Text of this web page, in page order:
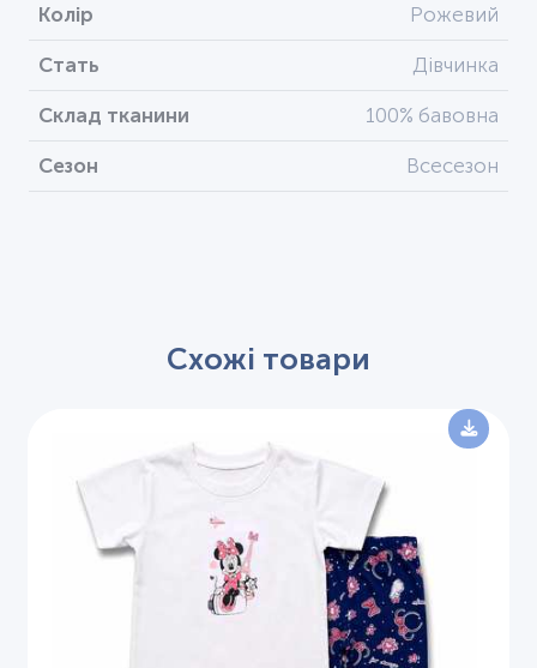
Колір Рожевий
Стать Дівчинка
Склад тканини 100% бавовна
Сезон Всесезон
Схожі товари